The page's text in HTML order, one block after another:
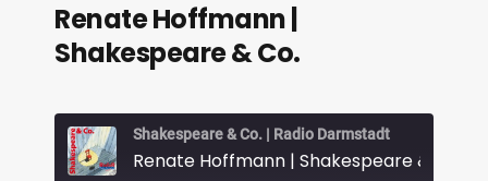
Renate Hoffmann |
Shakespeare & Co.
Shakespeare & Co. | Radio Darmstadt
Renate Hoffmann | Shakespeare & Co.